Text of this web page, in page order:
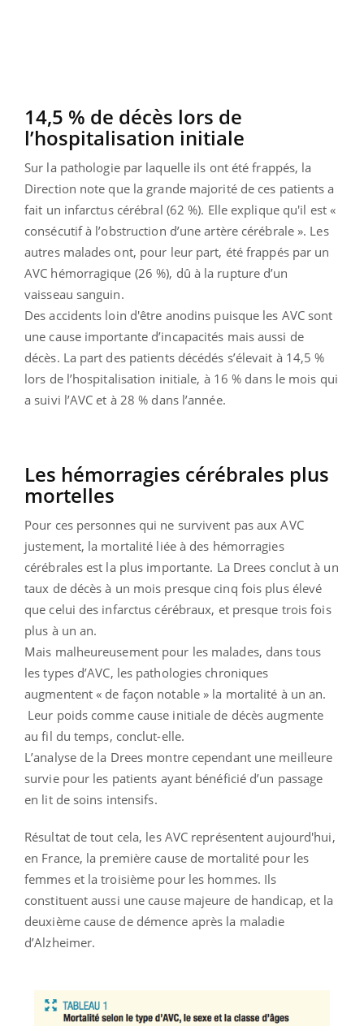
14,5 % de décès lors de
l’hospitalisation initiale
Sur la pathologie par laquelle ils ont été frappés, la
Direction note que la grande majorité de ces patients a
fait un infarctus cérébral (62 %). Elle explique qu'il est «
consécutif à l’obstruction d’une artère cérébrale ». Les
autres malades ont, pour leur part, été frappés par un
AVC hémorragique (26 %), dû à la rupture d’un
vaisseau sanguin.
Des accidents loin d'être anodins puisque les AVC sont
une cause importante d’incapacités mais aussi de
décès. La part des patients décédés s’élevait à 14,5 %
lors de l’hospitalisation initiale, à 16 % dans le mois qui
a suivi l’AVC et à 28 % dans l’année.
Les hémorragies cérébrales plus
mortelles
Pour ces personnes qui ne survivent pas aux AVC
justement, la mortalité liée à des hémorragies
cérébrales est la plus importante. La Drees conclut à un
taux de décès à un mois presque cinq fois plus élevé
que celui des infarctus cérébraux, et presque trois fois
plus à un an.
Mais malheureusement pour les malades, dans tous
les types d’AVC, les pathologies chroniques
augmentent « de façon notable » la mortalité à un an.
Leur poids comme cause initiale de décès augmente
au fil du temps, conclut-elle.
L’analyse de la Drees montre cependant une meilleure
survie pour les patients ayant bénéficié d’un passage
en lit de soins intensifs.
Résultat de tout cela, les AVC représentent aujourd'hui,
en France, la première cause de mortalité pour les
femmes et la troisième pour les hommes. Ils
constituent aussi une cause majeure de handicap, et la
deuxième cause de démence après la maladie
d’Alzheimer.